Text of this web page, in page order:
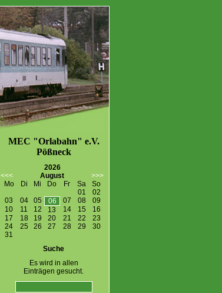
MEC "Orlabahn" e.V.
Pößneck
2026
<<<
August
>>>
Mo
Di Mi Do Fr Sa
So
01
02
03
04 05 06 07 08
09
10
11 12 13 14 15
16
17
18 19 20 21 22
23
24
25 26 27 28 29
30
31
Suche
Es wird in allen
Einträgen gesucht.